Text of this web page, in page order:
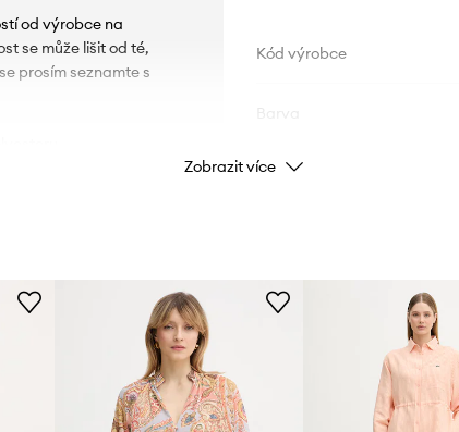
od výrobce na
se může lišit od té,
prosím seznamte s
Kód výrobce
Značka
ID produktu
Zobrazit více